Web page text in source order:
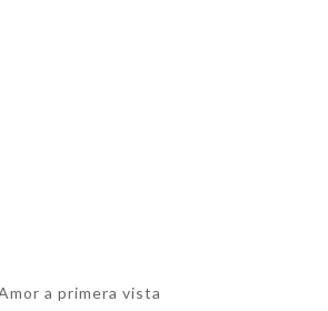
a primera vista